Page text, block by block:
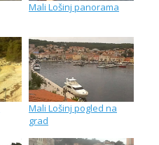
Mali Lošinj panorama
Mali Lošinj pogled na
grad